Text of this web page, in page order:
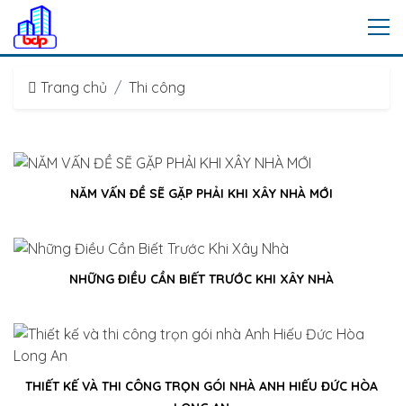
Trang chủ Thi công
NĂM VẤN ĐỀ SẼ GẶP PHẢI KHI XÂY NHÀ MỚI
NHỮNG ĐIỀU CẦN BIẾT TRƯỚC KHI XÂY NHÀ
THIẾT KẾ VÀ THI CÔNG TRỌN GÓI NHÀ ANH HIẾU ĐỨC HÒA